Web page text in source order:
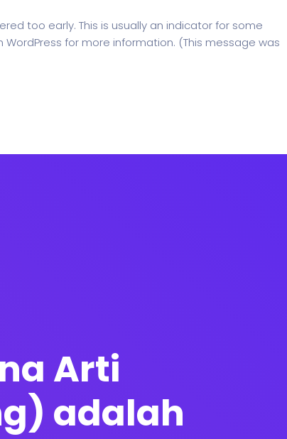
too early. This is usually an indicator for some
WordPress for more information. (This message was
Arti
adalah